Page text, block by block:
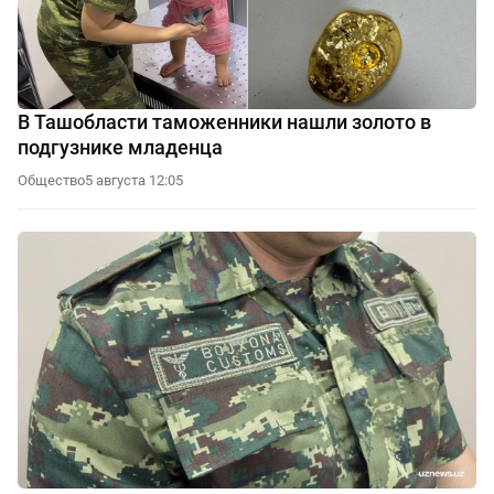
В Ташобласти таможенники нашли золото в
подгузнике младенца
Общество5 августа 12:05